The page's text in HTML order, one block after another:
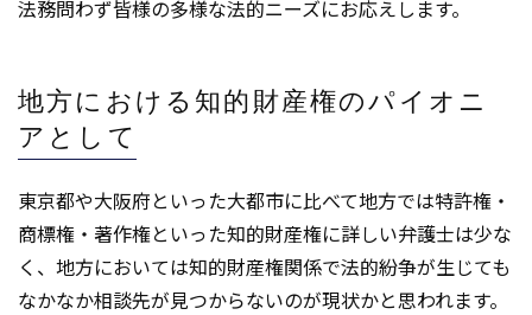
法務問わず皆様の多様な法的ニーズにお応えします。
地方における知的財産権のパイオニ
アとして
東京都や大阪府といった大都市に比べて地方では特許権・
商標権・著作権といった知的財産権に詳しい弁護士は少な
く、地方においては知的財産権関係で法的紛争が生じても
なかなか相談先が見つからないのが現状かと思われます。